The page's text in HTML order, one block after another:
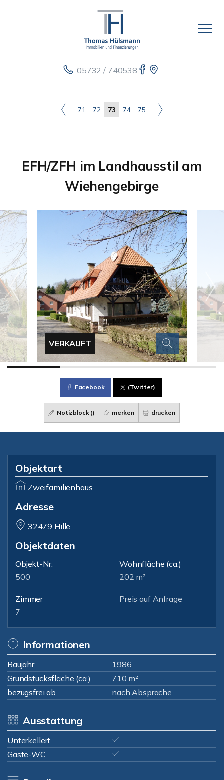
05732 / 740538
71 72 73 74 75
EFH/ZFH im Landhausstil am
Wiehengebirge
VERKAUFT
Facebook (Twitter)
Notizblock () merken drucken
Objektart
Zweifamilienhaus
Adresse
32479 Hille
Objektdaten
Objekt-Nr.
500
Wohnfläche (ca.)
202 m²
Zimmer
7
Preis auf Anfrage
Informationen
Baujahr
1986
Grundstücksfläche (ca.)
710 m²
bezugsfrei ab
nach Absprache
Ausstattung
Unterkellert
Gäste-WC